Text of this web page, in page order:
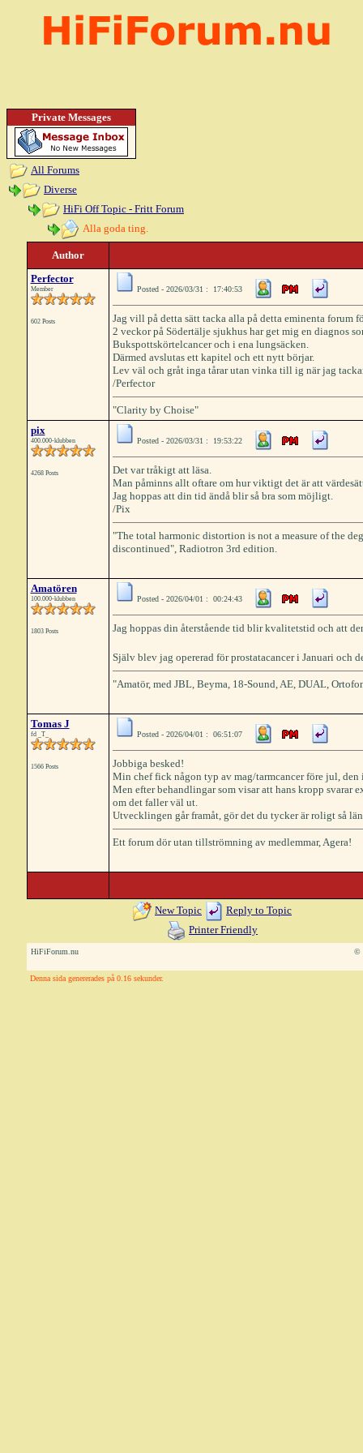
Private Messages
All Forums
Diverse
HiFi Off Topic - Fritt Forum
Alla goda ting.
Author
Perfector
Member
602 Posts
Posted - 2026/03/31 : 17:40:53
Jag vill på detta sätt tacka alla på detta eminenta forum
2 veckor på Södertälje sjukhus har get mig en diagnos
Bukspottskörtelcancer och i ena lungsäcken.
Därmed avslutas ett kapitel och ett nytt börjar.
Lev väl och gråt inga tårar utan vinka till ig när jag
/Perfector
"Clarity by Choise"
pix
400.000-klubben
4268 Posts
Posted - 2026/03/31 : 19:53:22
Det var tråkigt att läsa.
Man påminns allt oftare om hur viktigt det är att
Jag hoppas att din tid ändå blir så bra som möjligt.
/Pix
"The total harmonic distortion is not a measure of the
discontinued", Radiotron 3rd edition.
Amatören
100.000-klubben
1803 Posts
Posted - 2026/04/01 : 00:24:43
Jag hoppas din återstående tid blir kvalitetstid och att
Själv blev jag opererad för prostatacancer i Januari och
"Amatör, med JBL, Beyma, 18-Sound, AE, DUAL,
Tomas J
fd _T_
1566 Posts
Posted - 2026/04/01 : 06:51:07
Jobbiga besked!
Min chef fick någon typ av mag/tarmcancer före jul,
Men efter behandlingar som visar att hans kropp svarar
om det faller väl ut.
Utvecklingen går framåt, gör det du tycker är roligt så
Ett forum dör utan tillströmning av medlemmar, Agera!
New Topic
Reply to Topic
Printer Friendly
HiFiForum.nu ©
Denna sida genererades på 0.16 sekunder.